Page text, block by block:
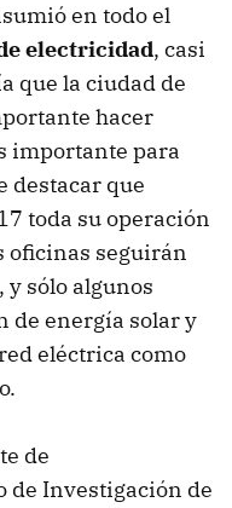
en todo el
electricidad, casi
que la ciudad de
hacer
importante para
destacar que
toda su operación
oficinas seguirán
y sólo algunos
de energía solar y
eléctrica como
de
de Investigación de